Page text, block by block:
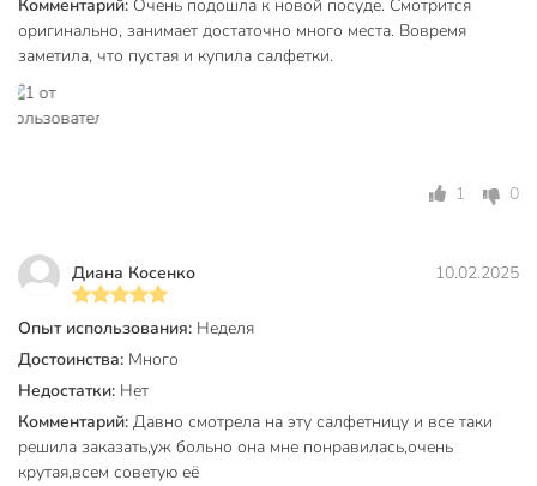
Вес в упаковке
355 г
Габариты упаковки
Комментарий: Очень подошла к новой посуде. Смотрится
оригинально, занимает достаточно много места. Вовремя
заметила, что пустая и купила салфетки.
1 0
Диана Косенко 10.02.2025
Опыт использования: Неделя
Достоинства: Много
Недостатки: Нет
Комментарий: Давно смотрела на эту салфетницу и все таки
решила заказать,уж больно она мне понравилась,очень
крутая,всем советую её